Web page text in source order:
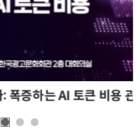
AI 토큰 비용 관리 전략